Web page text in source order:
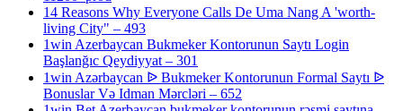
14 Reasons Why Everyone Calls De Uma Nang A 'worth-
living City" – 493
1win Azerbaycan Bukmeker Kontorunun Saytı Login
Başlanğıc Qeydiyyat – 301
1win Azərbaycan ᐉ Bukmeker Kontorunun Formal Saytı ᐉ
Bonuslar Və Idman Mərcləri – 652